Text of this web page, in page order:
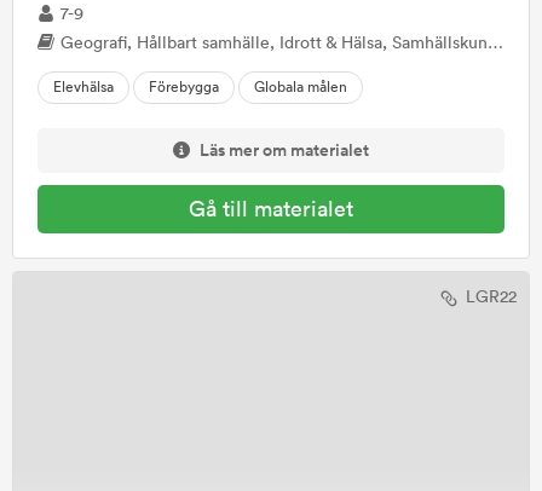
7-9
Geografi, Hållbart samhälle, Idrott & Hälsa, Samhällskunskap, Teknik
Elevhälsa Förebygga Globala målen
Läs mer om materialet
Gå till materialet
LGR22